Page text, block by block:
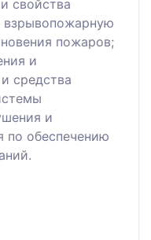
свойства
взрывопожарную
пожаров;
и
средства
и
по обеспечению